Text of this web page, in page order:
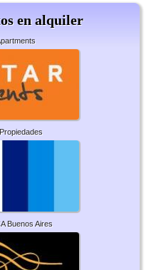
en alquiler
Buenos Aires